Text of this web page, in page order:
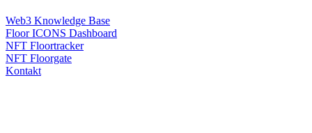
Web3 Knowledge Base
Floor ICONS Dashboard
NFT Floortracker
NFT Floorgate
Kontakt